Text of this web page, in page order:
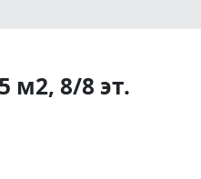
м2, 8/8 эт.